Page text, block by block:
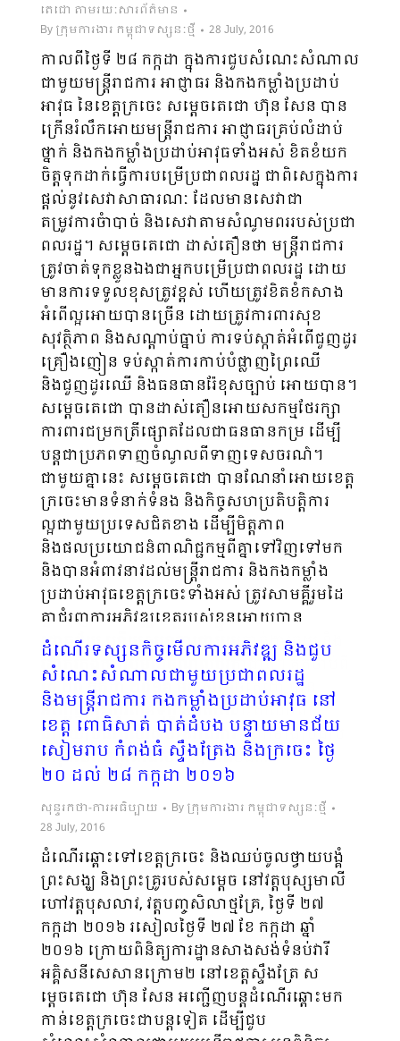
តេជោ តាមរយៈសារព័ត៌មាន
By ក្រុមការងារ កម្ពុជាទស្សនៈថ្មី 28 July, 2016
កាលពីថ្ងៃទី ២៨ កក្កដា ក្នុងការជួបសំណេះសំណាល
ជាមួយមន្រ្តីរាជការ អាជ្ញាធរ និងកងកម្លាំងប្រដាប់
អាវុធ នៃខេត្តក្រចេះ សម្តេចតេជោ ហ៊ុន សែន បាន
ក្រើនរំលឹកអោយមន្រ្តីរាជការ អាជ្ញាធរ​គ្រប់លំដាប់
ថ្នាក់ និងកងកម្លាំងប្រដាប់អាវុធទាំងអស់ ខិតខំយក
ចិត្តទុកដាក់ធ្វើការបម្រើប្រជាពលរដ្ឋ ជាពិសេក្នុងការ
ផ្តល់នូវ​សេវាសាធារណៈ ដែលមានសេវាជា
តម្រូវការចំាបាច់ និងសេវាតាមសំណូមពររបស់ប្រជា
ពលរដ្ឋ។ សម្តេចតេជោ ដាស់តឿនថា មន្រ្តីរាជការ
ត្រូវចាត់ទុកខ្លួនឯងជាអ្នកបម្រើប្រជាពលរដ្ឋ ដោយ
មានការទទួលខុស​ត្រូវខ្ពស់ ហើយត្រូវខិតខំកសាង
អំពើល្អអោយបានច្រើន ដោយត្រូវការពារសុខ
សុវត្ថិភាព និងសណ្តាប់ធ្នាប់ ការទប់ស្កាត់អំពើជួញដូរ
គ្រឿងញៀន ទប់ស្កាត់ការកាប់បំផ្លាញព្រៃឈើ
និងជួញដូរឈើ និងធនធានរ៉ែខុសច្បាប់ អោយបាន។
សម្តេចតេជោ បានដាស់តឿនអោយសកម្មថែរក្សា
ការពារជម្រកត្រីផ្សោតដែលជាធនធានកម្រ ដើម្បី
បន្តជាប្រភពទាញចំណូលពីទាញទេសចរណ៌។
ជាមួយគ្នានេះ សម្តេចតេជោ បានណែនាំអោយខេត្ត
ក្រចេះមានទំនាក់ទំនង និងកិច្ចសហប្រតិបត្តិការ
ល្អជាមួយប្រទេសជិតខាង ដើម្បីមិត្តភាព
និងផលប្រយោជន៌ពាណិជ្ជកម្មពីគ្នាទៅវិញទៅមក
និងបានអំពាវនាវដល់មន្រ្តីរាជការ និងកងកម្លាំង
ប្រដាប់អាវុធខេត្តក្រចេះទាំងអស់ ត្រូវសាមគ្គីរួមដៃ
គ្នាជំរុញការអភិវឌ្ឍខេត្តរបស់ខ្លួនអោយបាន
ជោគជ័យ ហើយសហការជាមួយភ្នាក់ងារគយ និង
រដ្ឋាករក្នុងការប្រមូលចំណូលថវិកាជាតិ។ គិតចាប់ពី
ថ្ងៃ ២០ កក្កដា ២០១៦ មក សម្តេចតេជោ បាន
អញ្ជើញចុះសួរសុខទុក្ខ និងសំ​ណេះ​សំណាល
ជាមួយប្រជាពលរដ្ឋ មន្ត្រីរាជការ កងកម្លាំងប្រដាប់
អាវុធនៅខេត្តពោធិសាត់ បាត់ដំបង…
ដំណើរទស្សនកិច្ចមើលការអភិវឌ្ឍ និងជួប
សំណេះសំណាលជាមួយប្រជាពលរដ្ឋ
និងមន្រ្តីរាជការ កងកម្លាំងប្រដាប់អាវុធ នៅ
ខេត្ត ពោធិសាត់ បាត់ដំបង បន្ទាយមានជ័យ
សៀមរាប កំពង់ធំ ស្ទឹងត្រែង និងក្រចេះ ថ្ងៃ
២០ ដល់ ២៨ កក្កដា ២០១៦
សុន្ទរកថា-ការអធិប្បាយ By ក្រុមការងារ កម្ពុជាទស្សនៈថ្មី
28 July, 2016
ដំណើរឆ្ពោះទៅខេត្តក្រចេះ និងឈប់ចូលថ្វាយបង្គំ
ព្រះសង្ឃ និងព្រះគ្រូរបស់សម្តេច នៅវត្តបុស្សមាលី
ហៅវត្តបុសលាវ, វត្តបញ្ចសិលាថ្មគ្រែ, ថ្ងៃទី ២៧
កក្កដា ២០១៦ រសៀលថ្ងៃទី ២៧ ខែ កក្កដា ឆ្នាំ
២០១៦ ក្រោយពិនិត្យការដ្ឋាន​សាងសង់​ទំនប់​វារី
អគ្គិសនី​សេសាន​ក្រោម​២ នៅខេត្តស្ទឹងត្រែ ស
ម្តេចតេជោ ហ៊ុន សែន អញ្ជើញបន្តដំណើរឆ្ពោះមក
កាន់ខេត្តក្រចេះជាបន្តទៀត ដើម្បីជួប